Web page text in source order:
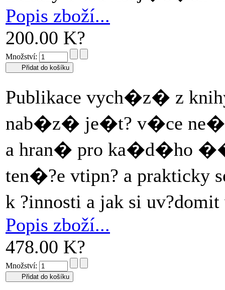
Popis zboží...
200.00 K?
Množství:
Publikace vych�z� z
nab�z� je�t? v�ce ne�
a hran� pro ka�d�ho
ten�?e vtipn? a prakticky
k ?innosti a jak si
Popis zboží...
478.00 K?
Množství: